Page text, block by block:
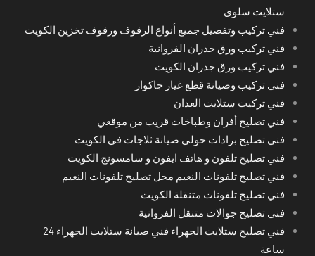
ستلايت سلوى
فني تركيب وتفصيل جميع أنواع الرفوف ورفوف تخزين الكويت
فني تركيب ورق جدران الفروانية
فني تركيب ورق جدران الكويت
فني تركيب وصيانة قطع غيار جاكوار
فني تركيت ستلايت العدان
فني تصليح أفران وطباخات قريب من موقعي
فني تصليح برادات حولي صيانة ثلاجات في الكويت
فني تصليح تلفون و هاتف ايفون و سامسونج الكويت
فني تصليح تلفونات النعيم محل تصليح تلفونات النعيم
فني تصليح تلفونات متنقلة الكويت
فني تصليح جوالات متنقل الفروانية
فني تصليح ستلايت الجهراء فني صيانة ستلايت الجهراء 24
ساعة